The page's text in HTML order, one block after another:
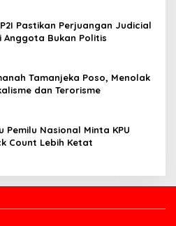
Pastikan Perjuangan Judicial
Anggota Bukan Politis
Tamanjeka Poso, Menolak
dan Terorisme
Pemilu Nasional Minta KPU
Count Lebih Ketat